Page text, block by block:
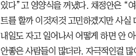
있다”고 영양식을 꺼냈다. 채정안은 “
트를 할까 이것저것 고민하겠지만 사실
내일도 자고 일어나서 어떻게 하면 안
안좋은 사람들이 많더라. 자극적인걸